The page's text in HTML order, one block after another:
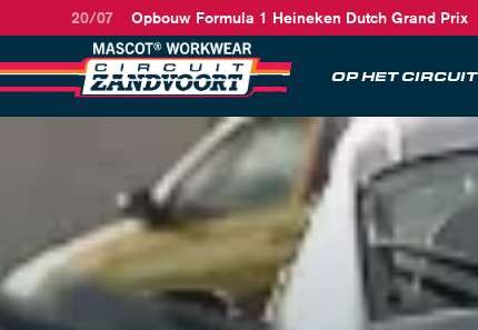
20/07 Opbouw Formula 1 Heineken Dutch Grand Prix
OP HET CIRCUIT